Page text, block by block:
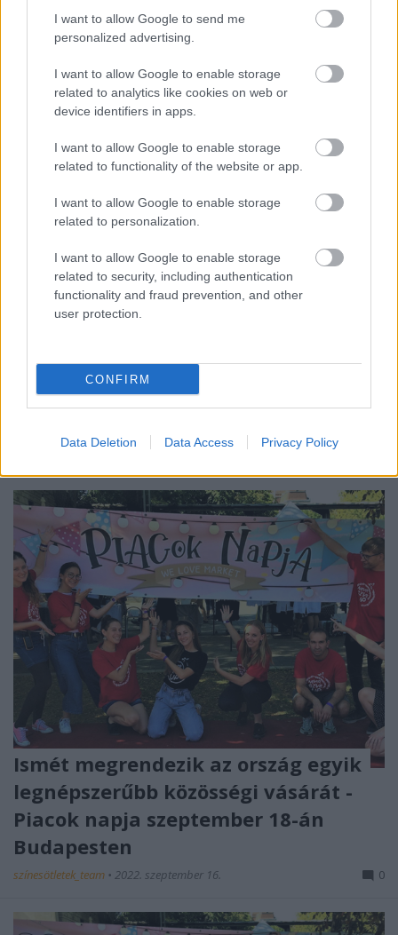
I want to allow Google to send me
personalized advertising.
I want to allow Google to enable storage
related to analytics like cookies on web or
device identifiers in apps.
I want to allow Google to enable storage
related to functionality of the website or app.
I want to allow Google to enable storage
related to personalization.
I want to allow Google to enable storage
related to security, including authentication
functionality and fraud prevention, and other
user protection.
CONFIRM
Data Deletion Data Access Privacy Policy
Bár jó esetben nem a jövőtől való rettegés tölti ki
mindennapjainkat, bárki kerülhet olyan helyzetbe,
Ismét megrendezik az ország egyik
legnépszerűbb közösségi vásárát -
Piacok napja szeptember 18-án
Budapesten
színesötletek_team • 2022. szeptember 16. 0